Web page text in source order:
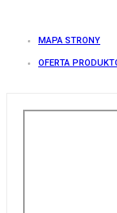
MAPA STRONY
OFERTA